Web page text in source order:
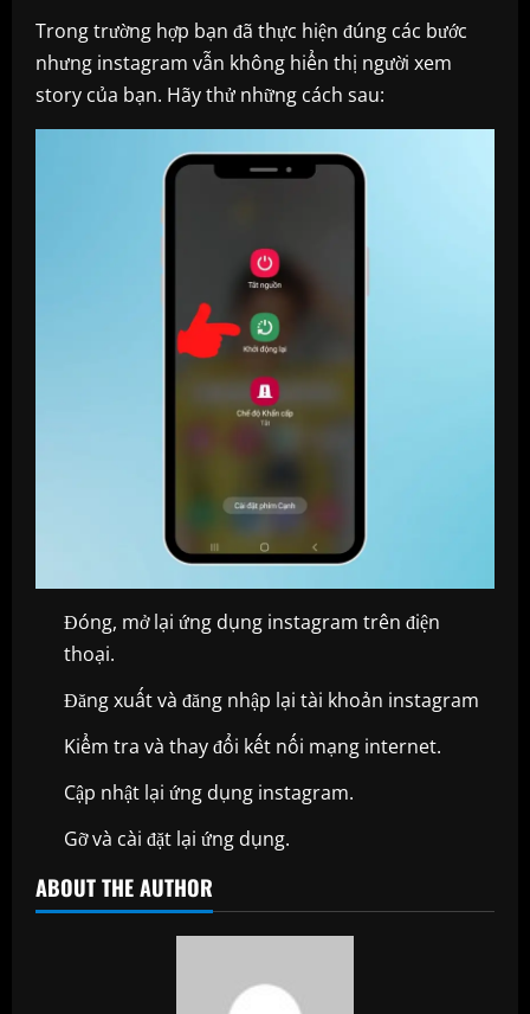
Trong trường hợp bạn đã thực hiện đúng các bước
nhưng instagram vẫn không hiển thị người xem
story của bạn. Hãy thử những cách sau:
Đóng, mở lại ứng dụng instagram trên điện
thoại.
Đăng xuất và đăng nhập lại tài khoản instagram
Kiểm tra và thay đổi kết nối mạng internet.
Cập nhật lại ứng dụng instagram.
Gỡ và cài đặt lại ứng dụng.
ABOUT THE AUTHOR